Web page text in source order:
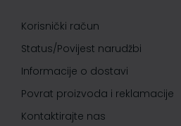
Korisnički račun
Status/Povijest narudžbi
Informacije o dostavi
Povrat proizvoda i reklamacije
Kontaktirajte nas